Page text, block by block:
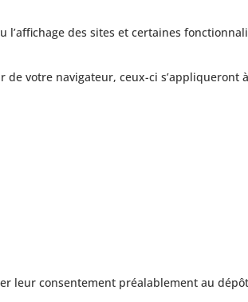
l’affichage des sites et certaines
votre navigateur, ceux-ci s’appliqueront
leur consentement préalablement au
UTILES